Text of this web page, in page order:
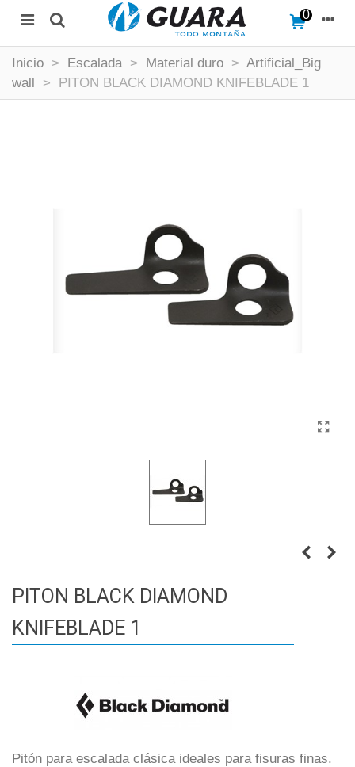
0
Inicio > Escalada > Material duro > Artificial_Big
wall
> PITON BLACK DIAMOND KNIFEBLADE 1
PITON BLACK DIAMOND
KNIFEBLADE 1
Pitón para escalada clásica ideales para fisuras finas.